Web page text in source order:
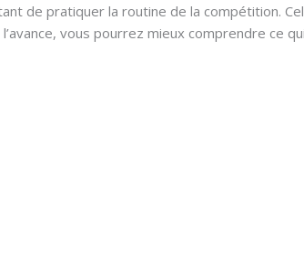
de pratiquer la routine de la compétition.
vous pourrez mieux comprendre ce